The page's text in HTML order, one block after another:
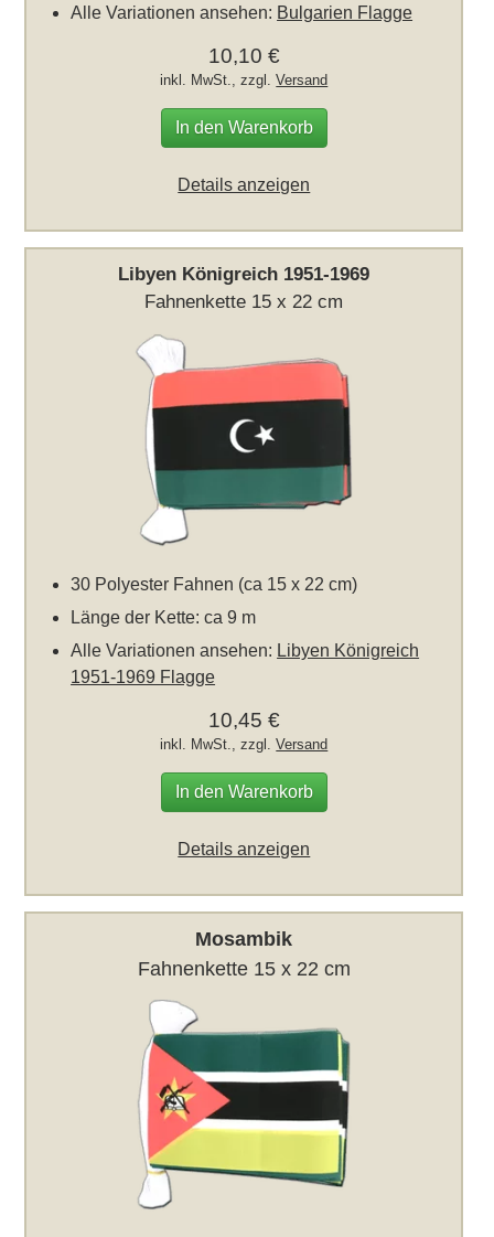
Alle Variationen ansehen: Bulgarien Flagge
10,10 €
inkl. MwSt., zzgl.Versand
In den Warenkorb
Details anzeigen
Libyen Königreich 1951-1969
Fahnenkette 15 x 22 cm
30 Polyester Fahnen (ca 15 x 22 cm)
Länge der Kette: ca 9 m
Alle Variationen ansehen: Libyen Königreich
1951-1969 Flagge
10,45 €
inkl. MwSt., zzgl.Versand
In den Warenkorb
Details anzeigen
Mosambik
Fahnenkette 15 x 22 cm